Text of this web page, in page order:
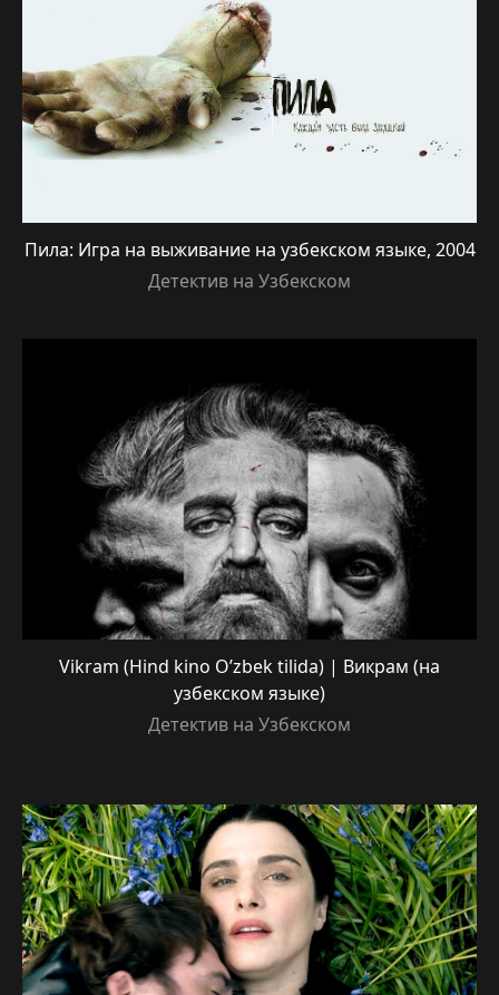
Пила: Игра на выживание на узбекском языке, 2004
Детектив на Узбекском
Vikram (Hind kino O’zbek tilida) | Викрам (на
узбекском языке)
Детектив на Узбекском